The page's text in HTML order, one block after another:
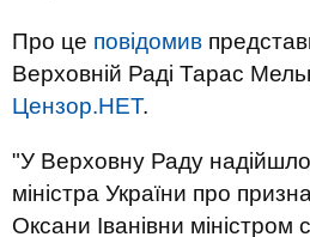
Про це повідомив
Верховній Раді Тарас
Цензор.НЕТ.
"У Верховну Раду
міністра України про
Оксани Іванівни міністром